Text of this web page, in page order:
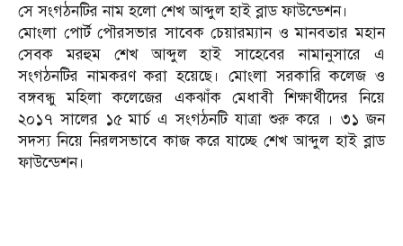
সে সংগঠনটির নাম হলো শেখ আব্দুল হাই ব্লাড ফাউন্ডেশন।
মোংলা পোর্ট পৌরসভার সাবেক চেয়ারম্যান ও মানবতার মহান
সেবক মরহুম শেখ আব্দুল হাই সাহেবের নামানুসারে এ
সংগঠনটির নামকরণ করা হয়েছে। মোংলা সরকারি কলেজ ও
বঙ্গবন্ধু মহিলা কলেজের একঝাঁক মেধাবী শিক্ষার্থীদের নিয়ে
২০১৭ সালের ১৫ মার্চ এ সংগঠনটি যাত্রা শুরু করে । ৩১ জন
সদস্য নিয়ে নিরলসভাবে কাজ করে যাচ্ছে শেখ আব্দুল হাই ব্লাড
ফাউন্ডেশন।